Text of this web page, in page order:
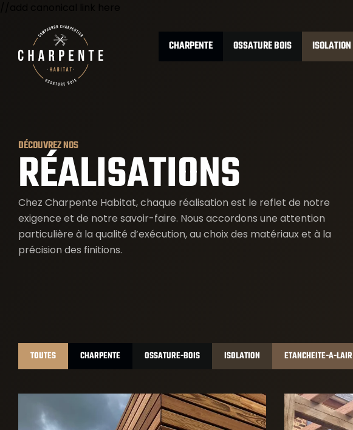
CHARPENTE OSSATURE BOIS ISOLATION
DÉCOUVREZ NOS
RÉALISATIONS
Chez Charpente Habitat, chaque réalisation est le reflet de notre
exigence et de notre savoir-faire. Nous accordons une attention
particulière à la qualité d’exécution, au choix des matériaux et à la
précision des finitions.
TOUTES CHARPENTE OSSATURE-BOIS ISOLATION ETANCHEITE-A-LAIR